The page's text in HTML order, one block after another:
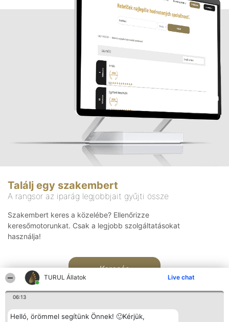
TURUL Állatok Live chat
06:13
Helló, örömmel segítünk Önnek! 🙂Kérjük,
Találj egy szakembert
A rangsor az iparág legjobbjait gyűjti össze
Szakembert keres a közelébe? Ellenőrizze
keresőmotorunkat. Csak a legjobb szolgáltatásokat
használja!
Keresés